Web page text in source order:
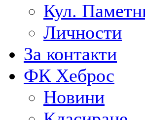
Кул.
Личности
За контакти
ФК Хеброс
Новини